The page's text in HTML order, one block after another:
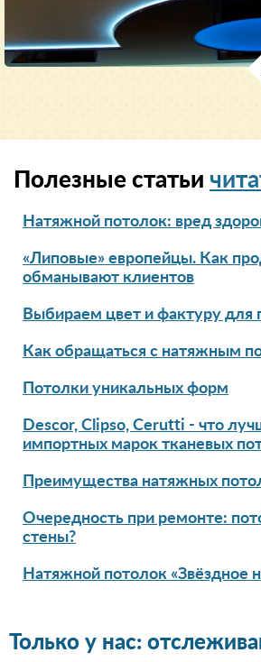
Полезные статьи
Натяжной потолок: вред
«Липовые» европейцы. Как
обманывают клиентов
Выбираем цвет и фактуру для
Как обращаться с натяжным
Потолки уникальных форм
Descor, Clipso, Cerutti - что
импортных марок тканевых
Преимущества натяжных
Очередность при ремонте:
стены?
Натяжной потолок «Звёздное
Только у нас: